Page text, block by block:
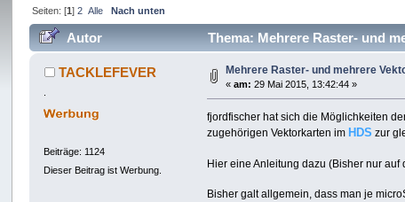
Seiten: [1] 2 Alle Nach unten
Autor Thema: Mehrere Raster- und
TACKLEFEVER
Beiträge: 1124
Dieser Beitrag ist Werbung.
Mehrere Raster- und mehrere
«am: 29 Mai 2015, 13:42:44 »
fjordfischer hat sich die Möglichkeiten
zugehörigen Vektorkarten im HDS zur
Hier eine Anleitung dazu (Bisher nur
Bisher galt allgemein, dass man je